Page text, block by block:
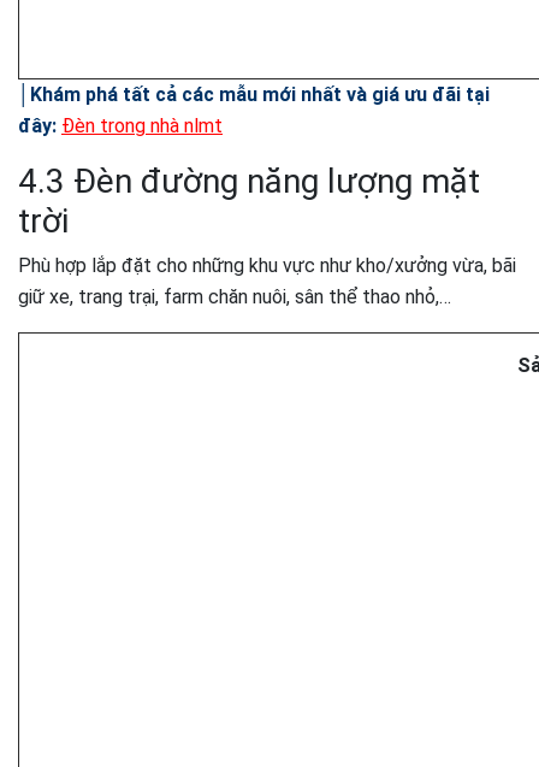
│Khám phá tất cả các mẫu mới nhất và giá ưu đãi tại
đây: Đèn trong nhà nlmt
4.3 Đèn đường năng lượng mặt
trời
Phù hợp lắp đặt cho những khu vực như kho/xưởng vừa, bãi
giữ xe, trang trại, farm chăn nuôi, sân thể thao nhỏ,…